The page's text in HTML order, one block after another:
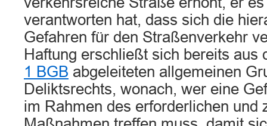
verantworten hat, dass sich die
Gefahren für den Straßenverkehr
Haftung erschließt sich bereits aus
1 BGB abgeleiteten allgemeinen
Deliktsrechts, wonach, wer eine
im Rahmen des erforderlichen und